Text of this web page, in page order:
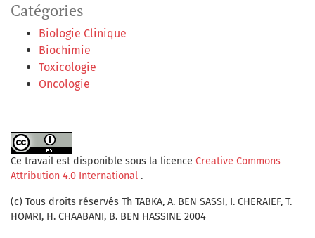
Catégories
Biologie Clinique
Biochimie
Toxicologie
Oncologie
Ce travail est disponible sous la licence Creative Commons
Attribution 4.0 International .
(c) Tous droits réservés Th TABKA, A. BEN SASSI, I. CHERAIEF, T.
HOMRI, H. CHAABANI, B. BEN HASSINE 2004